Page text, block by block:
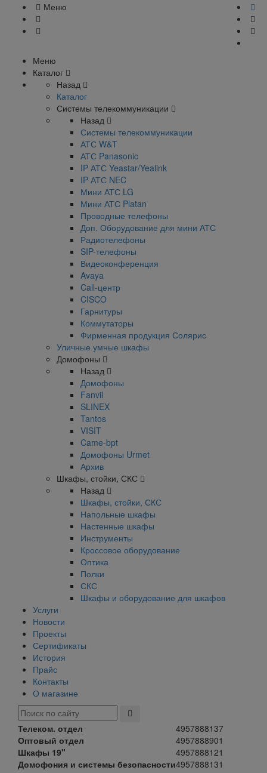
Меню
Меню
Каталог
Назад
Каталог
Системы телекоммуникации
Назад
Системы телекоммуникации
АТС W&T
АТС Panasonic
IP АТС Yeastar/Yealink
IP АТС NEC
Мини АТС LG
Мини АТС Platan
Проводные телефоны
Доп. Оборудование для мини АТС
Радиотелефоны
SIP-телефоны
Видеоконференция
Avaya
Call-центр
CISCO
Гарнитуры
Коммутаторы
Фирменная продукция Солярис
Уличные умные шкафы
Домофоны
Назад
Домофоны
Fanvil
SLINEX
Tantos
VISIT
Came-bpt
Домофоны Urmet
Архив
Шкафы, стойки, СКС
Назад
Шкафы, стойки, СКС
Напольные шкафы
Настенные шкафы
Инструменты
Кроссовое оборудование
Оптика
Полки
СКС
Шкафы и оборудование для шкафов
Услуги
Новости
Проекты
Сертификаты
История
Прайс
Контакты
О магазине
Телеком. отдел
4957888137
Оптовый отдел
4957888901
Шкафы 19"
4957888121
Домофония и системы безопасности4957888131